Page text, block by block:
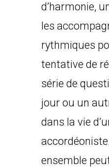
d’harmonie,
les
rythmiques
tentative de
série de
jour ou un
dans la vie
ensemble